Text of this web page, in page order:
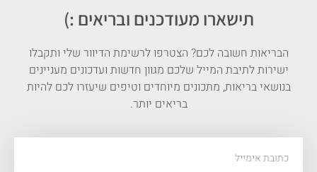
תישארו מעודכנים ובריאים :)
הבריאות חשובה לכם? הצטרפו לרשימת הדיוור שלי ותקבלו
ישירות לתיבת המייל שלכם מגוון חדשות ועדכונים מעניינים
בנושאי בריאות, מתכונים מיוחדים וטיפים שיעזרו לכם להיות
בריאים יותר.